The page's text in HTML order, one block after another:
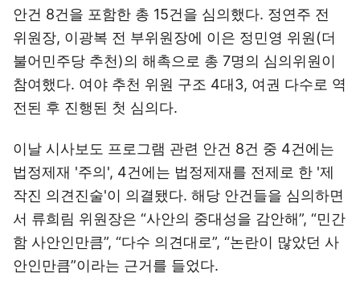
안건 8건을 포함한 총 15건을 심의했다. 정연주 전
위원장, 이광복 전 부위원장에 이은 정민영 위원(더
불어민주당 추천)의 해촉으로 총 7명의 심의위원이
참여했다. 여야 추천 위원 구조 4대3, 여권 다수로 역
전된 후 진행된 첫 심의다.
이날 시사보도 프로그램 관련 안건 8건 중 4건에는
법정제재 '주의', 4건에는 법정제재를 전제로 한 '제
작진 의견진술'이 의결됐다. 해당 안건들을 심의하면
서 류희림 위원장은 “사안의 중대성을 감안해”, “민간
함 사안인만큼”, “다수 의견대로”, “논란이 많았던 사
안인만큼”이라는 근거를 들었다.